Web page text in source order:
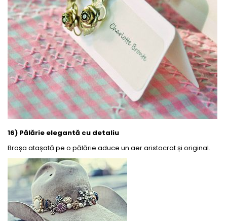
16) Pălărie elegantă cu detaliu
Broșa atașată pe o pălărie aduce un aer aristocrat și original.